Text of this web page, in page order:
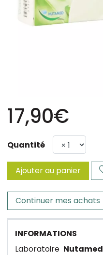
17,90€
Quantité
Ajouter au panier
Continuer mes achats
INFORMATIONS
Laboratoire Nutamed